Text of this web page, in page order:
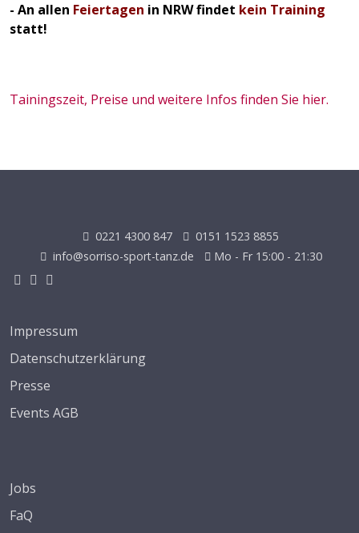
- An allen Feiertagen in NRW findet kein Training
statt!
Tainingszeit, Preise und weitere Infos finden Sie hier.
0221 4300 847
0151 1523 8855
info@sorriso-sport-tanz.de
Mo - Fr 15:00 - 21:30
Impressum
Datenschutzerklärung
Presse
Events AGB
Jobs
FaQ